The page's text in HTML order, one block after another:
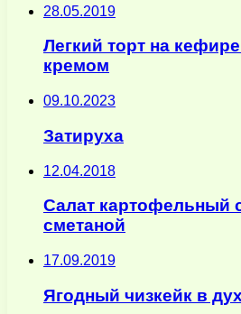
28.05.2019
Легкий торт на
кремом
09.10.2023
Затируха
12.04.2018
Салат картофельный
сметаной
17.09.2019
Ягодный чизкейк в